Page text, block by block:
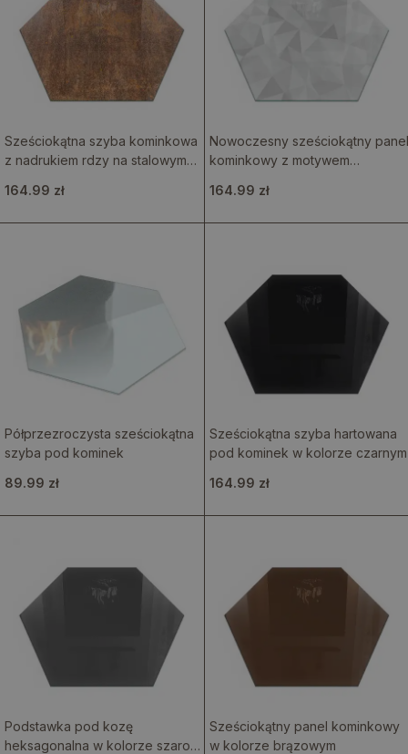
Sześciokątna szyba kominkowa
z nadrukiem rdzy na stalowym
164.99 zł
Nowoczesny sześciokątny panel
kominkowy z motywem
164.99 zł
Półprzezroczysta sześciokątna
szyba pod kominek
89.99 zł
Sześciokątna szyba hartowana
pod kominek w kolorze czarnym
164.99 zł
Podstawka pod kozę
heksagonalna w kolorze szaro-
Sześciokątny panel kominkowy
w kolorze brązowym